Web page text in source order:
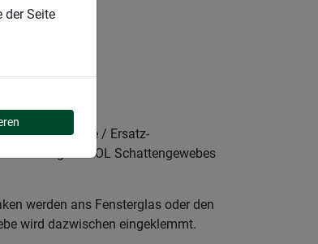
- zusätzliche / Ersatz-
Windhager COOL Schattengewebes
werden ans Fensterglas oder den
wird dazwischen eingeklemmt.
der Seite